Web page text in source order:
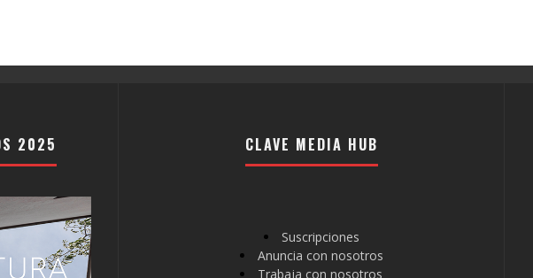
2025 CLAVE MEDIA HUB
Suscripciones
Anuncia con nosotros
Trabaja con nosotros